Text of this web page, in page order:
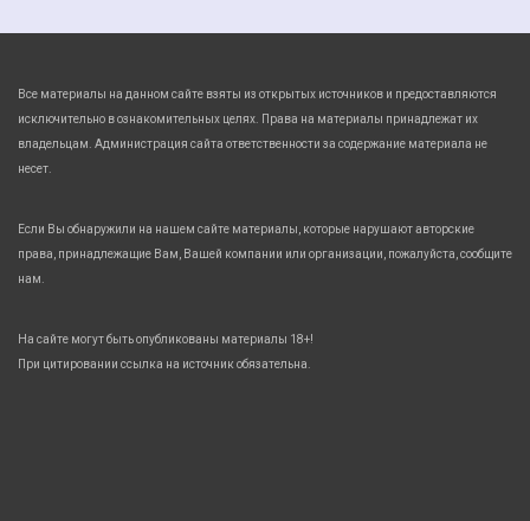
Все материалы на данном сайте взяты из открытых источников и предоставляются
исключительно в ознакомительных целях. Права на материалы принадлежат их
владельцам. Администрация сайта ответственности за содержание материала не
несет.
Если Вы обнаружили на нашем сайте материалы, которые нарушают авторские
права, принадлежащие Вам, Вашей компании или организации, пожалуйста, сообщите
нам.
На сайте могут быть опубликованы материалы 18+!
При цитировании ссылка на источник обязательна.